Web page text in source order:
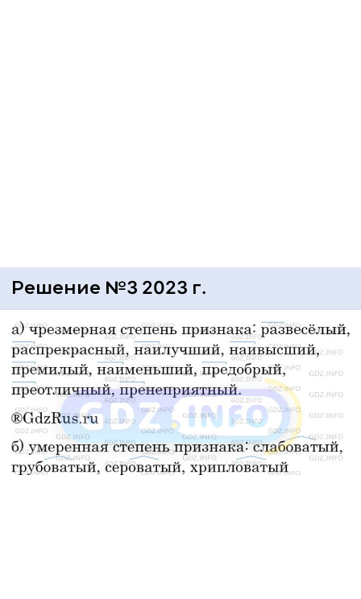
Решение №3 2023 г.